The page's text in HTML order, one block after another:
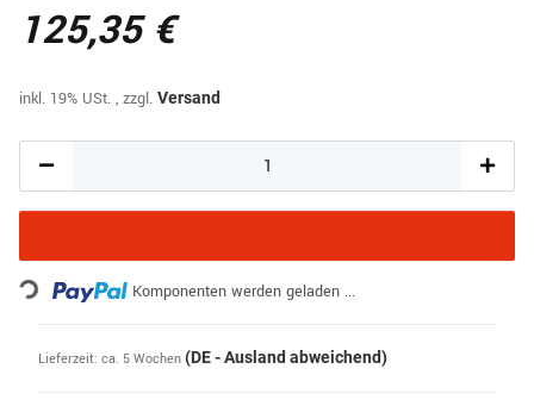
125,35 €
inkl. 19% USt. , zzgl. Versand
Loading... Komponenten werden geladen ...
Lieferzeit: ca. 5 Wochen (DE - Ausland abweichend)